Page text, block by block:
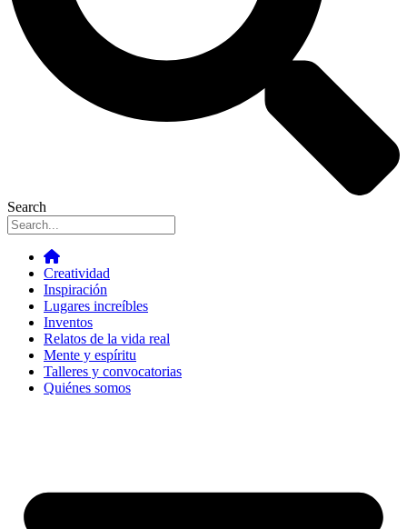
Search
Creatividad
Inspiración
Lugares increíbles
Inventos
Relatos de la vida real
Mente y espíritu
Talleres y convocatorias
Quiénes somos